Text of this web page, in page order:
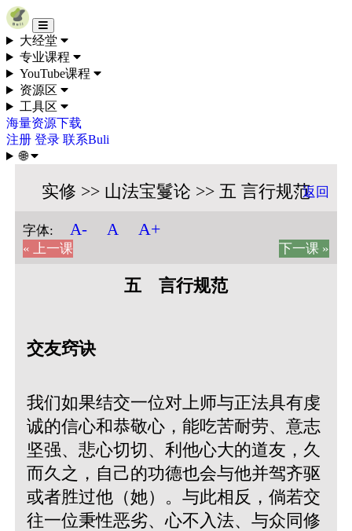
Skip to content
大经堂
专业课程
YouTube课程
资源区
工具区
海量资源下载
注册 登录 联系Buli
🌐
实修 >> 山法宝鬘论 >> 五 言行规范返回
字体: A- A A+
« 上一课 下一课 »
五 言行规范
交友窍诀
我们如果结交一位对上师与正法具有虔
诚的信心和恭敬心，能吃苦耐劳、意志
坚强、悲心切切、利他心大的道友，久
而久之，自己的功德也会与他并驾齐驱
或者胜过他（她）。与此相反，倘若交
往一位秉性恶劣、心不入法、与众同修